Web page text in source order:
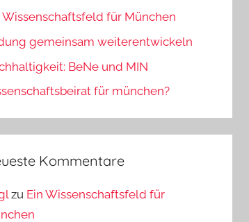
Wissenschaftsfeld für München
gemeinsam weiterentwickeln
BeNe und MIN
für münchen?
Kommentare
zu Ein Wissenschaftsfeld für